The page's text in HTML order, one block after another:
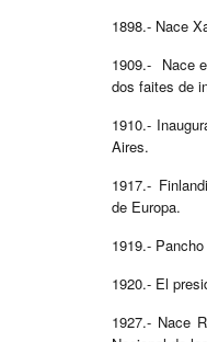
1898.- Nace
1909.- Nace
dos faites de
1910.-
Aires.
1917.-
de Europa.
1919.-
1920.- El
1927.- Nace